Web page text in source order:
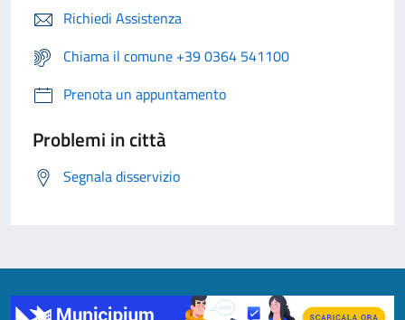
Richiedi Assistenza
Chiama il comune +39 0364 541100
Prenota un appuntamento
Problemi in città
Segnala disservizio